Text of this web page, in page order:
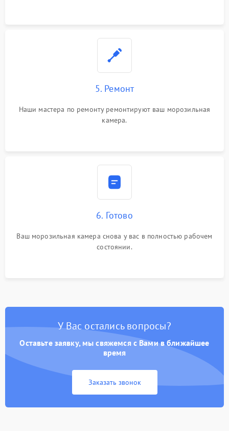
5. Ремонт
Наши мастера по ремонту ремонтируют ваш морозильная
камера.
6. Готово
Ваш морозильная камера снова у вас в полностью рабочем
состоянии.
У Вас остались вопросы?
Оставьте заявку, мы свяжемся с Вами в ближайшее
время
Заказать звонок